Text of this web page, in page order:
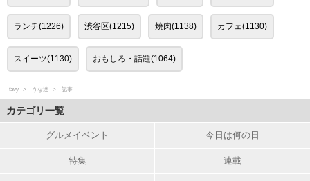
ランチ(1226) 渋谷区(1215) 焼肉(1138) カフェ(1130)
スイーツ(1130) おもしろ・話題(1064)
favy うな達 記事
カテゴリ一覧
グルメイベント 今日は何の日
特集 連載